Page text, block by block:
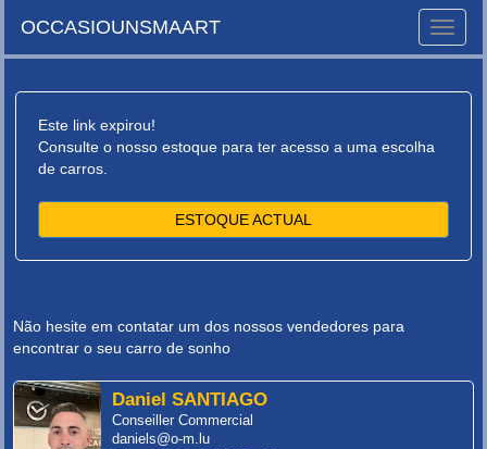
Toggle
OCCASIOUNSMAART
Este link expirou!
Consulte o nosso estoque para ter acesso a uma escolha
de carros.
ESTOQUE ACTUAL
Não hesite em contatar um dos nossos vendedores para
encontrar o seu carro de sonho
Daniel SANTIAGO
Conseiller Commercial
daniels@o-m.lu